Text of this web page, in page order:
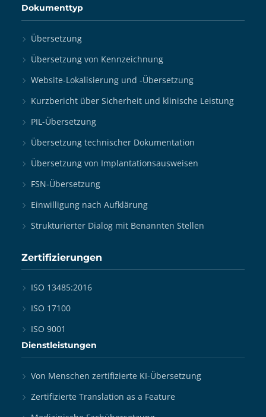
Dokumenttyp
Übersetzung
Übersetzung von Kennzeichnung
Website-Lokalisierung und -Übersetzung
Kurzbericht über Sicherheit und klinische Leistung
PIL-Übersetzung
Übersetzung technischer Dokumentation
Übersetzung von Implantationsausweisen
FSN-Übersetzung
Einwilligung nach Aufklärung
Strukturierter Dialog mit Benannten Stellen
Zertifizierungen
ISO 13485:2016
ISO 17100
ISO 9001
Dienstleistungen
Von Menschen zertifizierte KI-Übersetzung
Zertifizierte Translation as a Feature